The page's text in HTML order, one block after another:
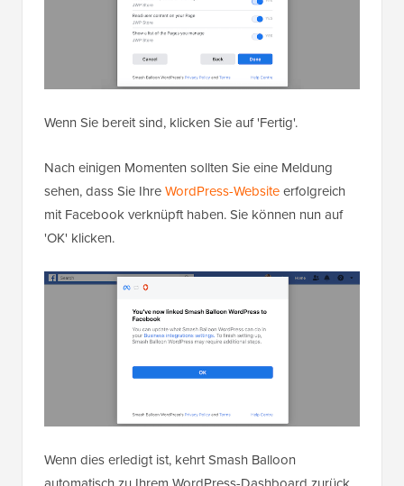
Wenn Sie bereit sind, klicken Sie auf 'Fertig'.
Nach einigen Momenten sollten Sie eine Meldung
sehen, dass Sie IhreWordPress-Websiteerfolgreich
mit Facebook verknüpft haben. Sie können nun auf
'OK' klicken.
Wenn dies erledigt ist, kehrt Smash Balloon